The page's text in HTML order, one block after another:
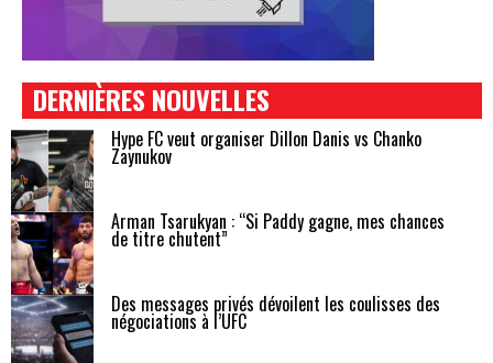
DERNIÈRES NOUVELLES
Hype FC veut organiser Dillon Danis vs Chanko
Zaynukov
Arman Tsarukyan : “Si Paddy gagne, mes chances
de titre chutent”
Des messages privés dévoilent les coulisses des
négociations à l’UFC